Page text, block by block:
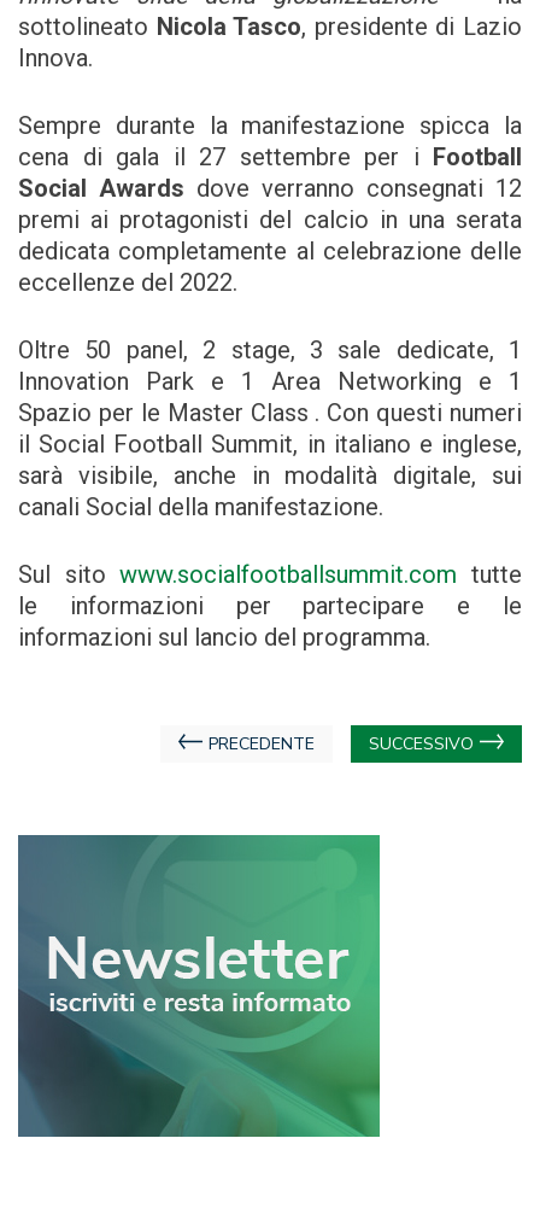
sottolineato Nicola Tasco, presidente di Lazio
Innova.
Sempre durante la manifestazione spicca la
cena di gala il 27 settembre per i Football
Social Awards dove verranno consegnati 12
premi ai protagonisti del calcio in una serata
dedicata completamente al celebrazione delle
eccellenze del 2022.
Oltre 50 panel, 2 stage, 3 sale dedicate, 1
Innovation Park e 1 Area Networking e 1
Spazio per le Master Class . Con questi numeri
il Social Football Summit, in italiano e inglese,
sarà visibile, anche in modalità digitale, sui
canali Social della manifestazione.
Sul sitowww.socialfootballsummit.com tutte
le informazioni per partecipare e le
informazioni sul lancio del programma.
Navigazione
PRECEDENTE SUCCESSIVO